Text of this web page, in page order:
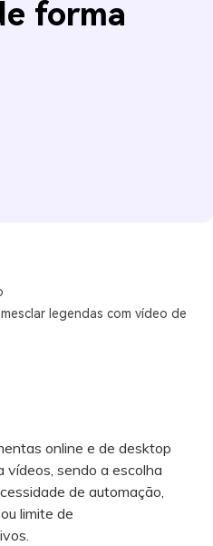
forma
legendas com vídeo de
online e de desktop
vídeos, sendo a escolha
de automação,
limite de